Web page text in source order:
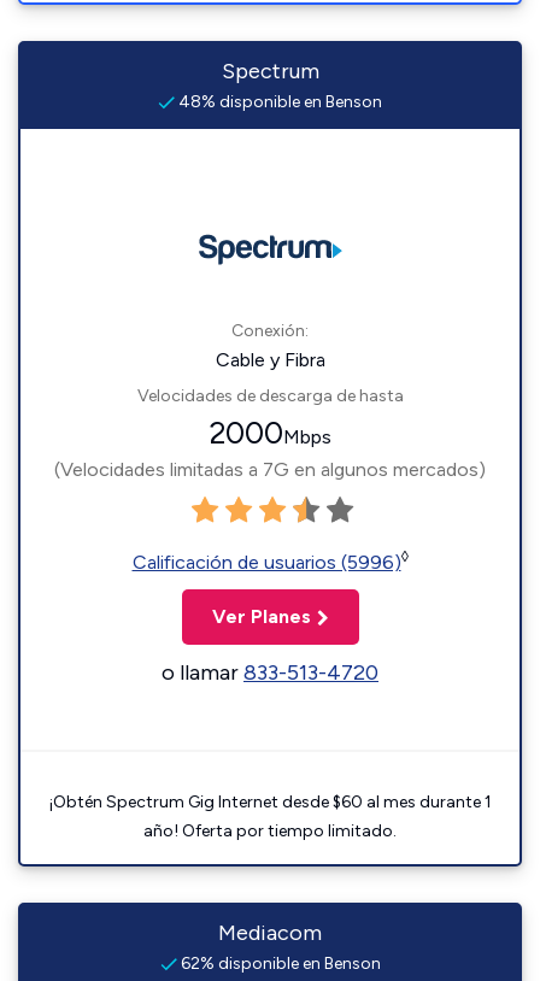
Spectrum
48% disponible en Benson
Conexión:
Cable y Fibra
Velocidades de descarga de hasta
2000Mbps
(Velocidades limitadas a 7G en algunos mercados)
Calificación de usuarios (5996)◊
Ver Planes
o llamar833-513-4720
¡Obtén Spectrum Gig Internet desde $60 al mes durante 1
año! Oferta por tiempo limitado.
Mediacom
62% disponible en Benson